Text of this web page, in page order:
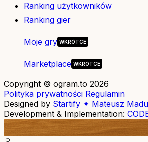
Ranking użytkowników
Ranking gier
Moje gry
Marketplace
Copyright © ogram.to 2026
Polityka prywatności Regulamin
Designed by Startify ✦ Mateusz
Development & Implementation: